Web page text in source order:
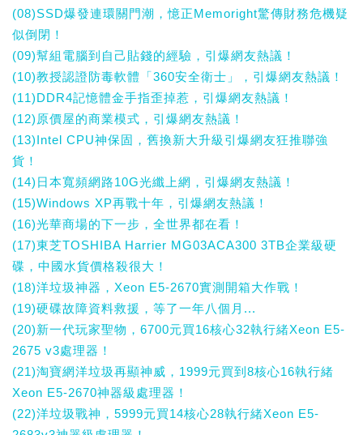
(08)SSD爆發連環關門潮，憶正Memoright驚傳財務危機疑
似倒閉！
(09)幫組電腦到自己貼錢的經驗，引爆網友熱議！
(10)教授認證防毒軟體「360安全衛士」，引爆網友熱議！
(11)DDR4記憶體金手指歪掉惹，引爆網友熱議！
(12)原價屋的商業模式，引爆網友熱議！
(13)Intel CPU神保固，舊換新大升級引爆網友狂推聯強
貨！
(14)日本寬頻網路10G光纖上網，引爆網友熱議！
(15)Windows XP再戰十年，引爆網友熱議！
(16)光華商場的下一步，全世界都在看！
(17)東芝TOSHIBA Harrier MG03ACA300 3TB企業級硬
碟，中國水貨價格殺很大！
(18)洋垃圾神器，Xeon E5-2670實測開箱大作戰！
(19)硬碟故障資料救援，等了一年八個月...
(20)新一代玩家聖物，6700元買16核心32執行緒Xeon E5-
2675 v3處理器！
(21)淘寶網洋垃圾再顯神威，1999元買到8核心16執行緒
Xeon E5-2670神器級處理器！
(22)洋垃圾戰神，5999元買14核心28執行緒Xeon E5-